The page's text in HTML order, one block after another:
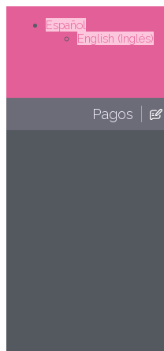
Ir
contenido
Español
English (Inglés)
Pagos